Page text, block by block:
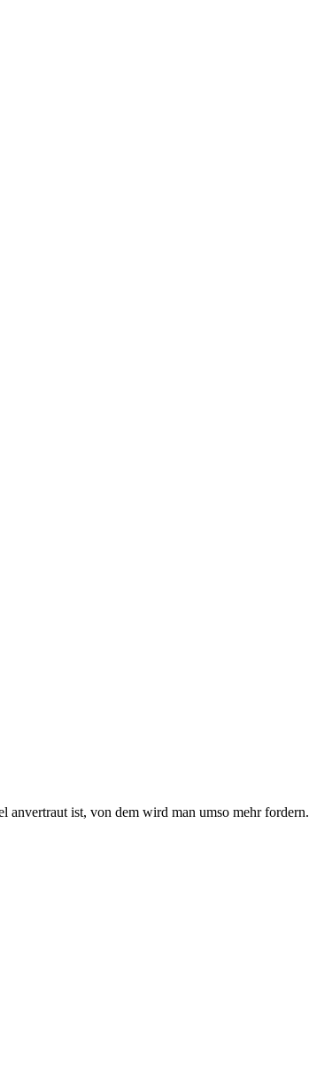
anvertraut ist, von dem wird man umso mehr fordern.